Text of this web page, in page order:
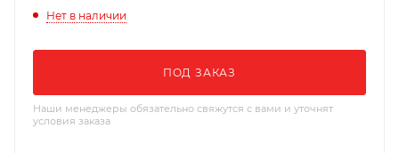
Нет в наличии
ПОД ЗАКАЗ
Наши менеджеры обязательно свяжутся с вами и уточнят
условия заказа